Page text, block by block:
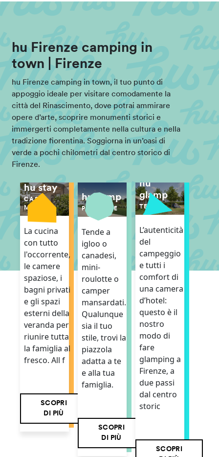
hu Firenze camping in
town | Firenze
hu Firenze camping in town, il tuo punto di
appoggio ideale per visitare comodamente la
città del Rinascimento, dove potrai ammirare
opere d’arte, scoprire monumenti storici e
immergerti completamente nella cultura e nella
tradizione fiorentina. Soggiorna in un’oasi di
verde a pochi chilometri dal centro storico di
Firenze.
hu stay
CASE
MOBILI
La cucina
con tutto
l'occorrente,
le camere
spaziose, i
bagni privati
e gli spazi
esterni della
veranda per
riunire tutta
la famiglia al
fresco. All f
SCOPRI
DI PIÙ
hu camp
PIAZZOLE
Tende a
igloo o
canadesi,
mini-
roulotte o
camper
mansardati.
Qualunque
sia il tuo
stile, trovi la
piazzola
adatta a te
e alla tua
famiglia.
SCOPRI
DI PIÙ
hu
glamp
TENDE
L’autenticità
del
campeggio
e tutti i
comfort di
una camera
d’hotel:
questo è il
nostro
modo di
fare
glamping a
Firenze, a
due passi
dal centro
storic
SCOPRI